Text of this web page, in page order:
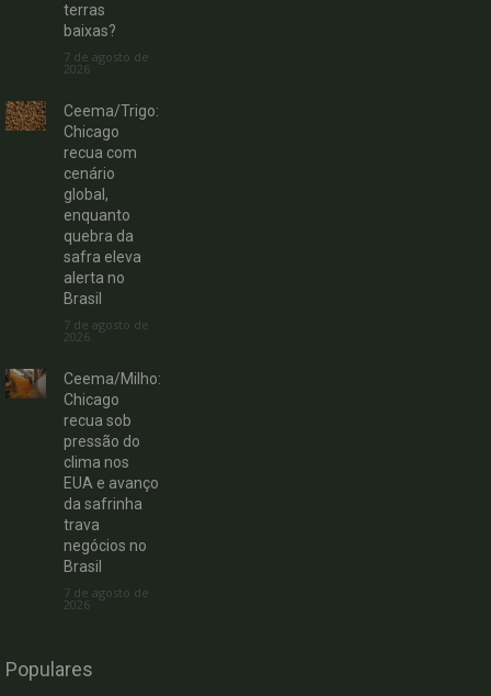
terras
baixas?
7 de agosto de
2026
Ceema/Trigo:
Chicago
recua com
cenário
global,
enquanto
quebra da
safra eleva
alerta no
Brasil
7 de agosto de
2026
Ceema/Milho:
Chicago
recua sob
pressão do
clima nos
EUA e avanço
da safrinha
trava
negócios no
Brasil
7 de agosto de
2026
Populares